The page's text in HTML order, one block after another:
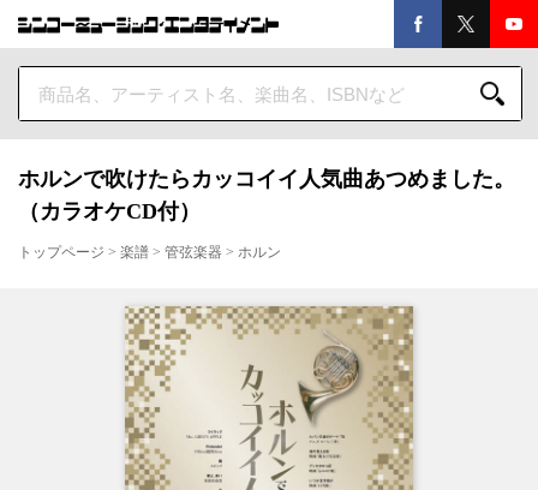
ホルンで吹けたらカッコイイ人気曲あつめました。
（カラオケCD付）
トップページ > 楽譜 > 管弦楽器 > ホルン